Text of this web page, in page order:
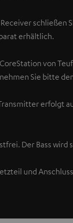
schließen
erhältlich.
von
Sie bitte
erfolgt
Der Bass wird
und